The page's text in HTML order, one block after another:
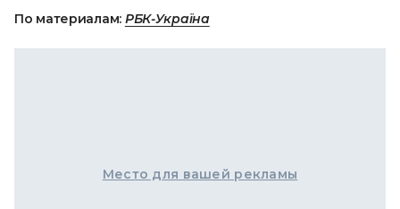
По материалам: РБК-Україна
Место для вашей рекламы